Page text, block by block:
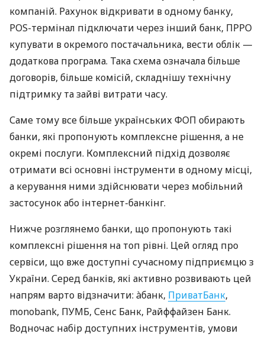
компаній. Рахунок відкривати в одному банку,
POS-термінал підключати через інший банк, ПРРО
купувати в окремого постачальника, вести облік —
додаткова програма. Така схема означала більше
договорів, більше комісій, складнішу технічну
підтримку та зайві витрати часу.
Саме тому все більше українських ФОП обирають
банки, які пропонують комплексне рішення, а не
окремі послуги. Комплексний підхід дозволяє
отримати всі основні інструменти в одному місці,
а керування ними здійснювати через мобільний
застосунок або інтернет-банкінг.
Нижче розглянемо банки, що пропонують такі
комплексні рішення на топ рівні. Цей огляд про
сервіси, що вже доступні сучасному підприємцю з
України. Серед банків, які активно розвивають цей
напрям варто відзначити: àбанк, ПриватБанк,
monobank, ПУМБ, Сенс Банк, Райффайзен Банк.
Водночас набір доступних інструментів, умови